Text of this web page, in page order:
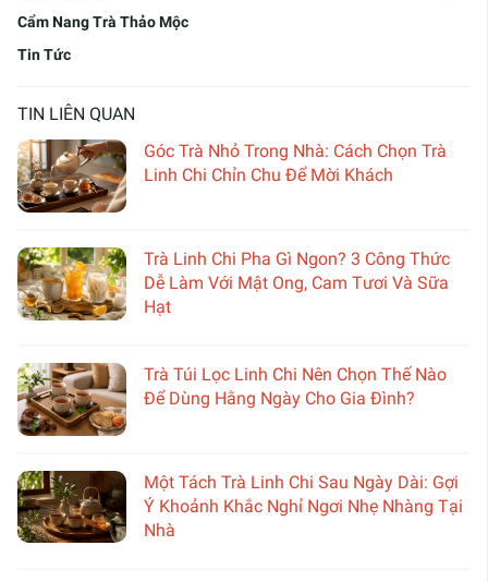
Cẩm Nang Trà Thảo Mộc
Tin Tức
TIN LIÊN QUAN
Góc Trà Nhỏ Trong Nhà: Cách Chọn Trà
Linh Chi Chỉn Chu Để Mời Khách
Trà Linh Chi Pha Gì Ngon? 3 Công Thức
Dễ Làm Với Mật Ong, Cam Tươi Và Sữa
Hạt
Trà Túi Lọc Linh Chi Nên Chọn Thế Nào
Để Dùng Hằng Ngày Cho Gia Đình?
Một Tách Trà Linh Chi Sau Ngày Dài: Gợi
Ý Khoảnh Khắc Nghỉ Ngơi Nhẹ Nhàng Tại
Nhà